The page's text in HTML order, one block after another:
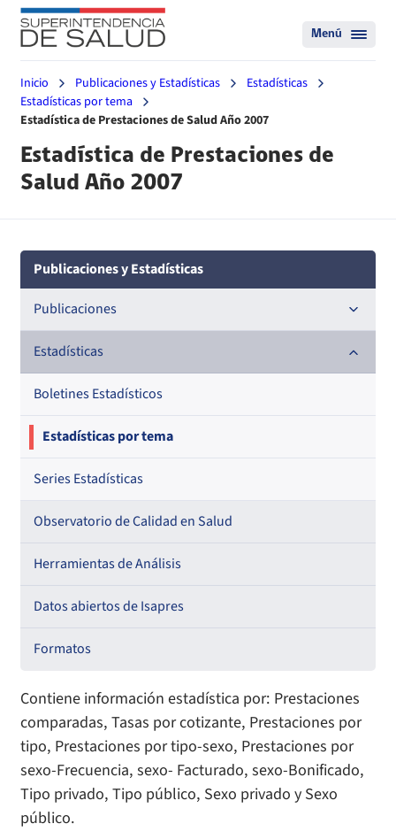
Menú
Inicio Publicaciones y Estadísticas
Estadísticas
Estadísticas por tema
Estadística de Prestaciones de Salud Año 2007
Estadística de Prestaciones de
Salud Año 2007
Publicaciones y Estadísticas
Publicaciones
Documentos de trabajo
Documentos metodológicos
Estadísticas
Boletines Estadísticos
Estadísticas por tema
Series Estadísticas
Observatorio de Calidad en Salud
Herramientas de Análisis
Datos abiertos de Isapres
Formatos
Contiene información estadística por: Prestaciones
comparadas, Tasas por cotizante, Prestaciones por
tipo, Prestaciones por tipo-sexo, Prestaciones por
sexo-Frecuencia, sexo- Facturado, sexo-Bonificado,
Tipo privado, Tipo público, Sexo privado y Sexo
público.